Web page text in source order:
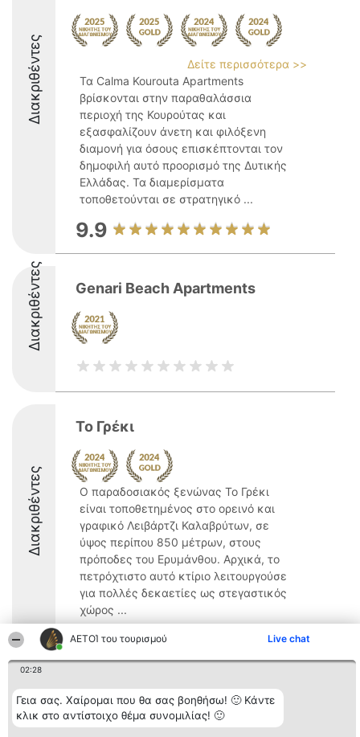
ΑΕΤΟΊ του τουρισμού Live chat
02:28
Γεια σας. Χαίρομαι που θα σας βοηθήσω! 🙂 Κάντε
κλικ στο αντίστοιχο θέμα συνομιλίας! 🙂
Διακριθέντες
Δείτε περισσότερα >>
Τα Calma Kourouta Apartments
βρίσκονται στην παραθαλάσσια
περιοχή της Κουρούτας και
εξασφαλίζουν άνετη και φιλόξενη
διαμονή για όσους επισκέπτονται τον
δημοφιλή αυτό προορισμό της Δυτικής
Ελλάδας. Τα διαμερίσματα
τοποθετούνται σε στρατηγικό ...
9.9
Διακριθέντες Genari Beach Apartments
Διακριθέντες
Το Γρέκι
Ο παραδοσιακός ξενώνας Το Γρέκι
είναι τοποθετημένος στο ορεινό και
γραφικό Λειβάρτζι Καλαβρύτων, σε
ύψος περίπου 850 μέτρων, στους
πρόποδες του Ερυμάνθου. Αρχικά, το
πετρόχτιστο αυτό κτίριο λειτουργούσε
για πολλές δεκαετίες ως στεγαστικός
χώρος ...
Διοργανωτής της
κατάταξης
BEAUTIFUL COMPANY
Κατάταξη
Διακριθέντες
Λίστα όλων
Επικοινωνία
Επικοινωνία